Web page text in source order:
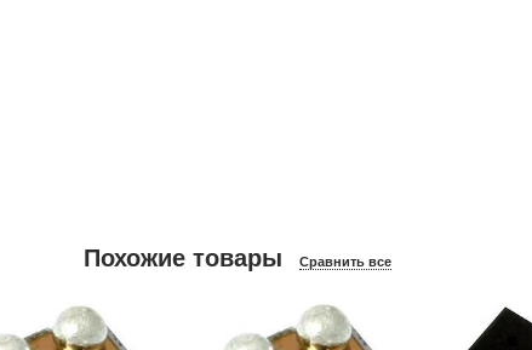
Похожие товары Сравнить все